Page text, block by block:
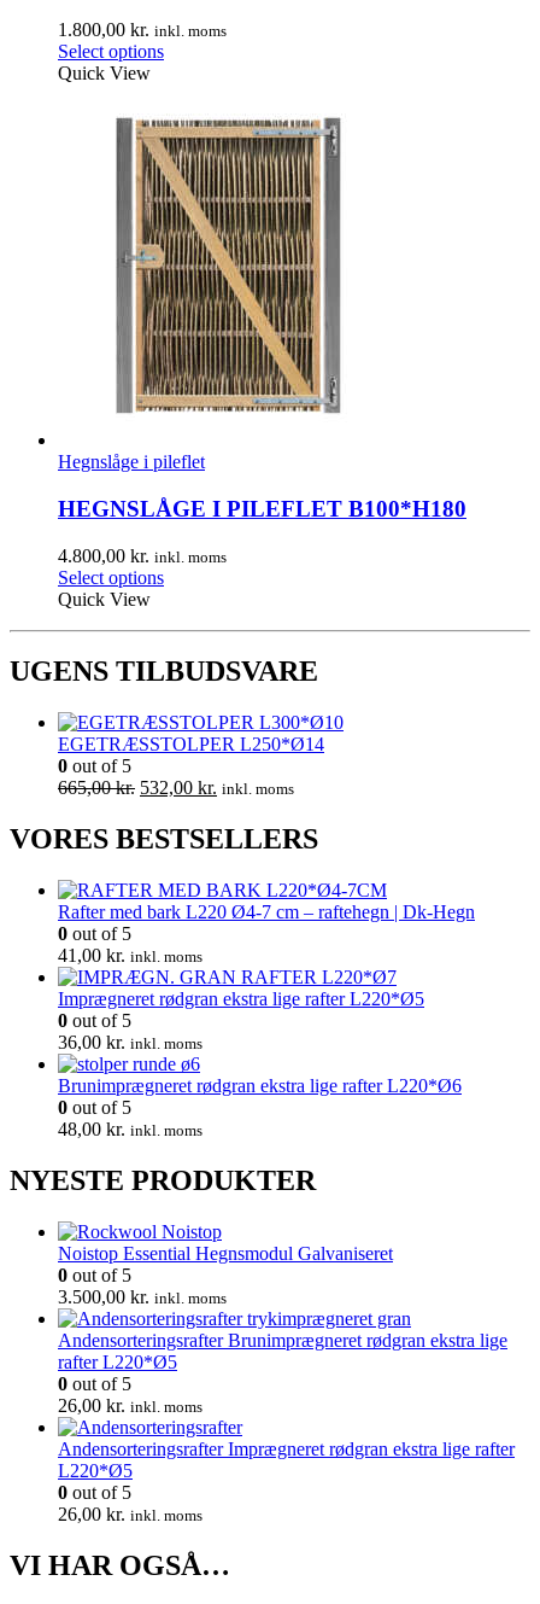
1.800,00 kr. inkl. moms
Select options
Quick View
Hegnslåge i pileflet
HEGNSLÅGE I PILEFLET B100*H180
4.800,00 kr. inkl. moms
Select options
Quick View
UGENS TILBUDSVARE
EGETRÆSSTOLPER L250*Ø14
0 out of 5
665,00kr. Den
pris
var:
532,00 kr. Den
pris
er:
inkl. moms
VORES BESTSELLERS
Rafter med bark L220 Ø4-7 cm – raftehegn | Dk-Hegn
0 out of 5
41,00 kr. inkl. moms
Imprægneret rødgran ekstra lige rafter L220*Ø5
0 out of 5
36,00 kr. inkl. moms
Brunimprægneret rødgran ekstra lige rafter L220*Ø6
0 out of 5
48,00 kr. inkl. moms
NYESTE PRODUKTER
Noistop Essential Hegnsmodul Galvaniseret
0 out of 5
3.500,00 kr. inkl. moms
Andensorteringsrafter Brunimprægneret rødgran ekstra lige
rafter L220*Ø5
0 out of 5
26,00 kr. inkl. moms
Andensorteringsrafter Imprægneret rødgran ekstra lige rafter
L220*Ø5
0 out of 5
26,00 kr. inkl. moms
VI HAR OGSÅ…